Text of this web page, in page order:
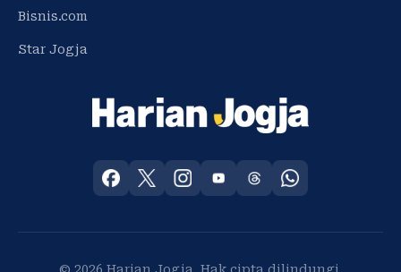
Bisnis.com
Star Jogja
© 2026 Harian Jogja. Hak cipta dilindungi.